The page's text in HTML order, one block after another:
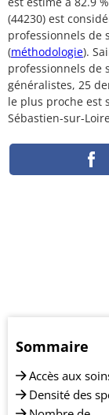
(44230) est
professionnels de
(méthodologie).
professionnels de
généralistes, 25
le plus proche est
Sébastien-sur-
Sommaire
Accès aux
Densité des